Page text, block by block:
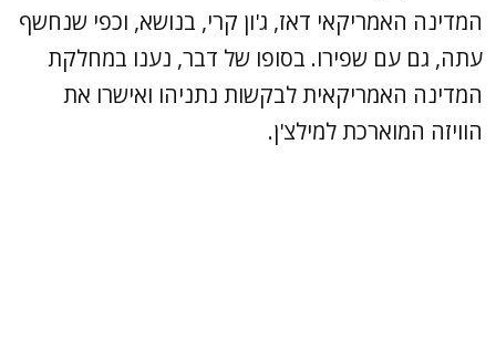
המדינה האמריקאי דאז, ג'ון קרי, בנושא, וכפי שנחשף
עתה, גם עם שפירו. בסופו של דבר, נענו במחלקת
המדינה האמריקאית לבקשות נתניהו ואישרו את
הוויזה המוארכת למילצ'ן.